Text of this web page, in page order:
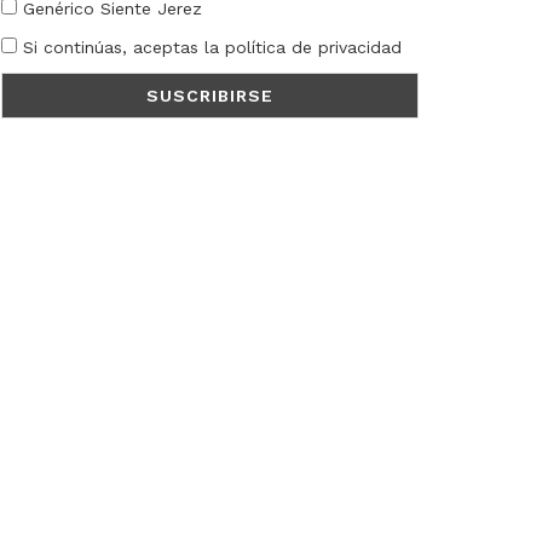
Genérico Siente Jerez
Si continúas, aceptas la política de privacidad